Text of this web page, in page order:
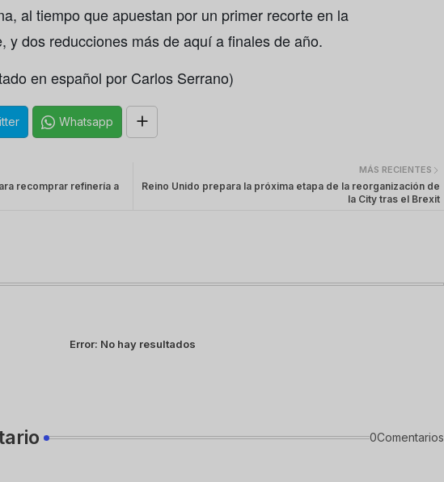
al tiempo que apuestan por un primer recorte en la
y dos reducciones más de aquí a finales de año.
en español por Carlos Serrano)
Whatsapp
MÁS RECIENTES
Reino Unido prepara la próxima etapa de la reorganización de
la City tras el Brexit
recomprar refinería a
Error: No hay resultados
0Comentarios